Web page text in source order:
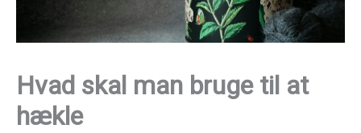
Hvad skal man bruge til at
hækle